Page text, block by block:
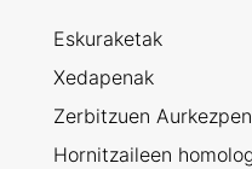
Eskuraketak
Xedapenak
Zerbitzuen
Hornitzaileen